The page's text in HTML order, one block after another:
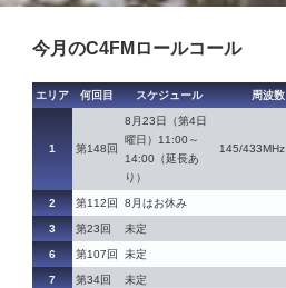
今月のC4FMロールコール
エリア 何回目 スケジュール 周波数
1 第148回
8月23日（第4日
曜日）11:00～
14:00（延長あ
り）
145/433MHz
2 第112回 8月はお休み
3 第23回 未定
6 第107回 未定
7 第34回 未定